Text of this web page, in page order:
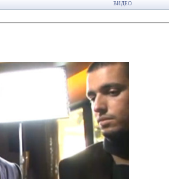
ВИДЕО